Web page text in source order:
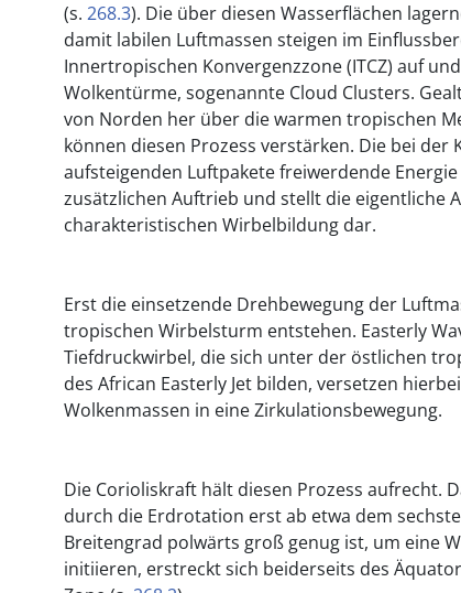
(s. 268.3). Die über diesen Wasserflächen
damit labilen Luftmassen steigen im
Innertropischen Konvergenzzone (ITCZ) auf
Wolkentürme, sogenannte Cloud Clusters.
von Norden her über die warmen tropischen
können diesen Prozess verstärken. Die bei der
aufsteigenden Luftpakete freiwerdende
zusätzlichen Auftrieb und stellt die eigentliche
charakteristischen Wirbelbildung dar.
Erst die einsetzende Drehbewegung der
tropischen Wirbelsturm entstehen. Easterly
Tiefdruckwirbel, die sich unter der östlichen
des African Easterly Jet bilden, versetzen
Wolkenmassen in eine Zirkulationsbewegung.
Die Corioliskraft hält diesen Prozess aufrecht.
durch die Erdrotation erst ab etwa dem
Breitengrad polwärts groß genug ist, um eine
initiieren, erstreckt sich beiderseits des